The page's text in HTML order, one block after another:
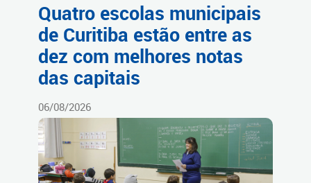
Quatro escolas municipais
de Curitiba estão entre as
dez com melhores notas
das capitais
06/08/2026